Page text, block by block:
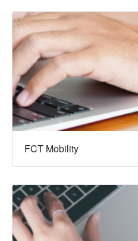
FCT Mobility